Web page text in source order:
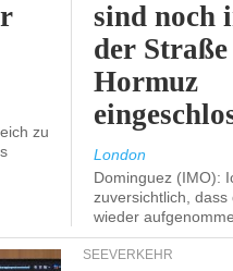
zu
sind noch
der
Hormuz
London
Dominguez (IMO):
zuversichtlich,
wieder
SEEVERKEHR